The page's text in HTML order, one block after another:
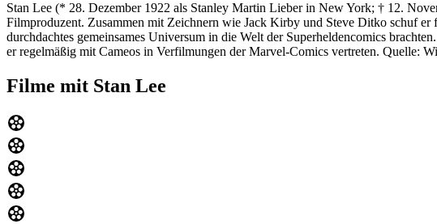
Stan Lee (* 28. Dezember 1922 als Stanley Martin Lieber in New York; † 12.
Filmproduzent. Zusammen mit Zeichnern wie Jack Kirby und Steve Ditko schuf
durchdachtes gemeinsames Universum in die Welt der Superheldencomics
er regelmäßig mit Cameos in Verfilmungen der Marvel-Comics vertreten. Quelle:
Filme mit Stan Lee